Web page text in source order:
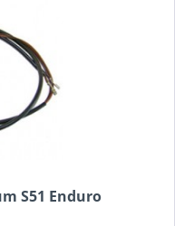
S51 Enduro